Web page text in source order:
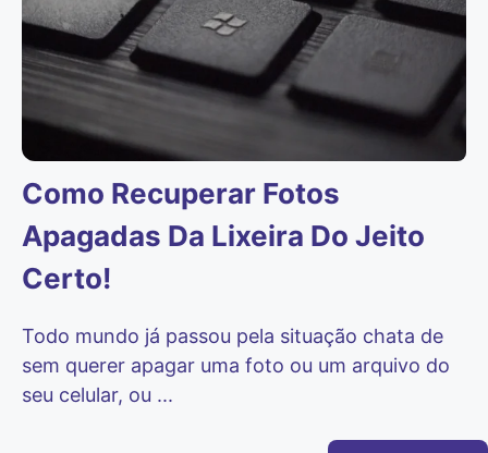
Como Recuperar Fotos
Apagadas Da Lixeira Do Jeito
Certo!
Todo mundo já passou pela situação chata de
sem querer apagar uma foto ou um arquivo do
seu celular, ou ...